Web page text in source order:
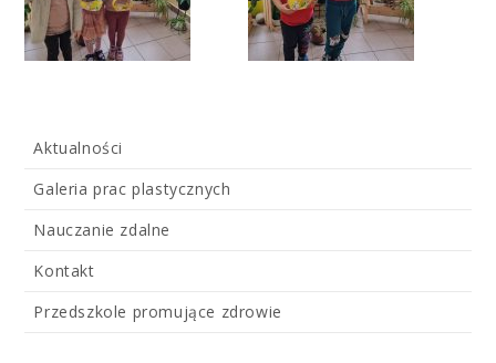
Aktualności
Galeria prac plastycznych
Nauczanie zdalne
Kontakt
Przedszkole promujące zdrowie